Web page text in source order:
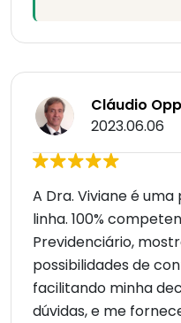
Cláudio
2023.06.06
A Dra. Viviane é
linha. 100%
Previdenciário,
possibilidades de
facilitando minha
dúvidas, e me